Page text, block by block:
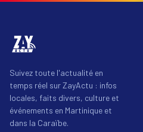
Suivez toute l'actualité en
temps réel sur ZayActu : infos
locales, faits divers, culture et
événements en Martinique et
dans la Caraïbe.